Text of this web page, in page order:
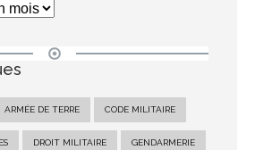
ARMÉE DE TERRE CODE MILITAIRE
DROIT MILITAIRE GENDARMERIE